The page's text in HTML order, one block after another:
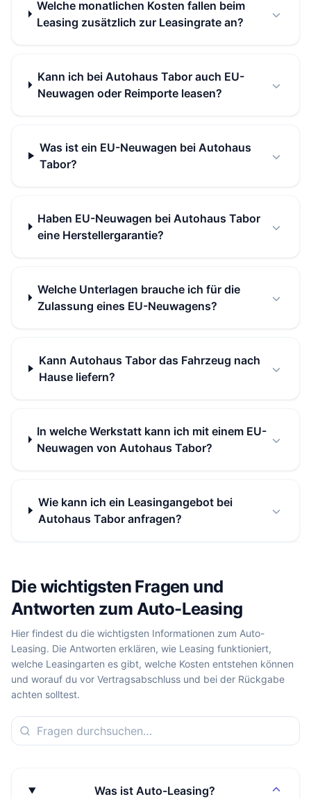
Welche monatlichen Kosten fallen beim
Leasing zusätzlich zur Leasingrate an?
Kann ich bei Autohaus Tabor auch EU-
Neuwagen oder Reimporte leasen?
Was ist ein EU-Neuwagen bei Autohaus
Tabor?
Haben EU-Neuwagen bei Autohaus Tabor
eine Herstellergarantie?
Welche Unterlagen brauche ich für die
Zulassung eines EU-Neuwagens?
Kann Autohaus Tabor das Fahrzeug nach
Hause liefern?
In welche Werkstatt kann ich mit einem EU-
Neuwagen von Autohaus Tabor?
Wie kann ich ein Leasingangebot bei
Autohaus Tabor anfragen?
Die wichtigsten Fragen und
Antworten zum Auto-Leasing
Hier findest du die wichtigsten Informationen zum Auto-
Leasing. Die Antworten erklären, wie Leasing funktioniert,
welche Leasingarten es gibt, welche Kosten entstehen können
und worauf du vor Vertragsabschluss und bei der Rückgabe
achten solltest.
Was ist Auto-Leasing?